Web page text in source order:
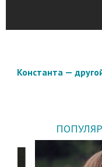
Константа —